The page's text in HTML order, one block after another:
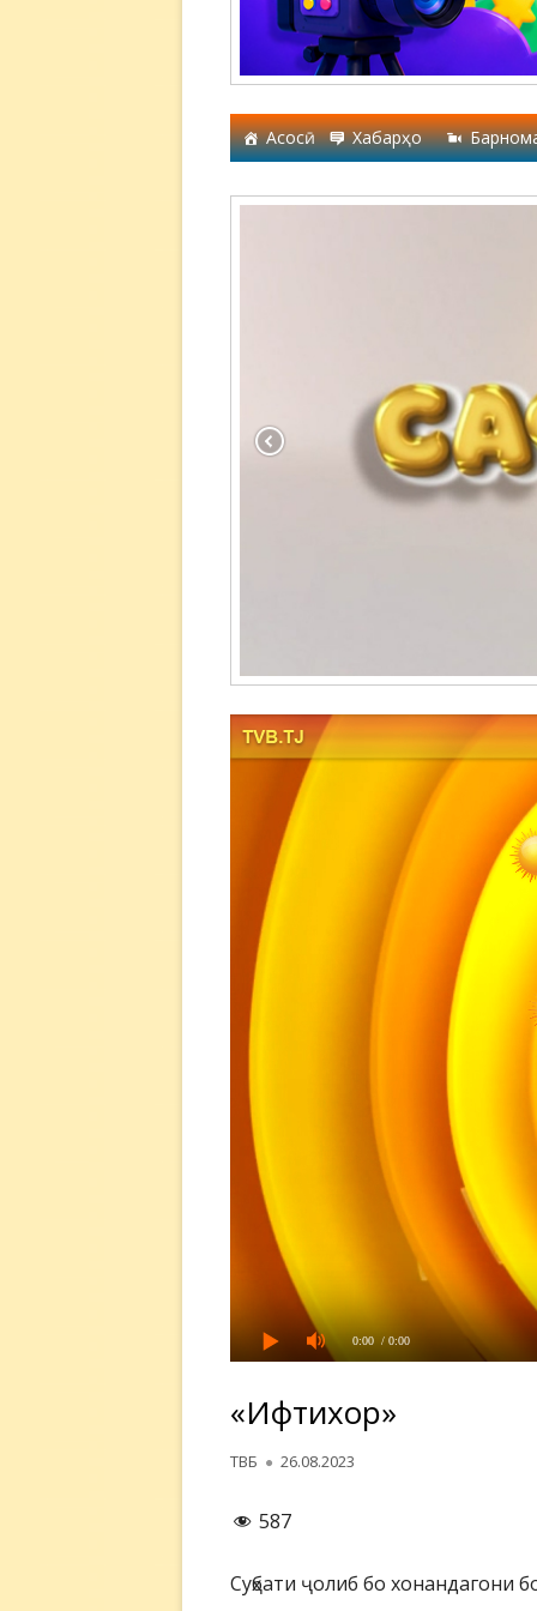
Асосӣ Хабарҳо
0:00 / 0:00
«Ифтихор»
Автор
ТВБ Опубликовано
26.08.2023
587
Суҳбати ҷолиб бо хонандагони